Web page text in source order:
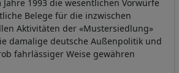
1993 die wesentlichen Vorwürfe
Belege für die inzwischen
Aktivitäten der «Mustersiedlung»
damalige deutsche Außenpolitik und
fahrlässiger Weise gewähren